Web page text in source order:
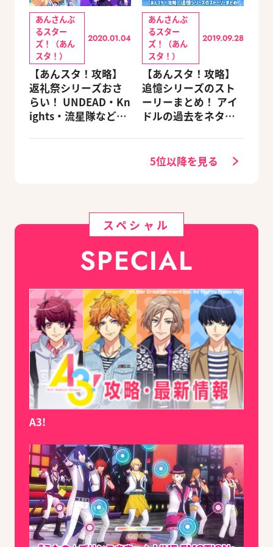
あんさんぶ
るスター
ズ！（あん
スタ！）
2020.01.04
【あんスタ！攻略】
返礼祭シリーズおさ
らい！ UNDEAD・Kn
ights・流星隊など、
あんさんぶ
るスター
ズ！（あん
スタ！）
2019.09.28
【あんスタ！攻略】
追憶シリーズのスト
ーリーまとめ！ アイ
ドルの過去をネタバ
5位以降を見る
スペシャル
SPECIAL
A3!